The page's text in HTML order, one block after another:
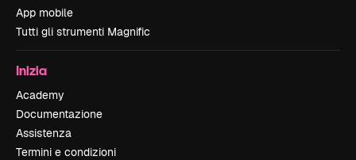
App mobile
Tutti gli strumenti Magnific
Inizia
Academy
Documentazione
Assistenza
Termini e condizioni